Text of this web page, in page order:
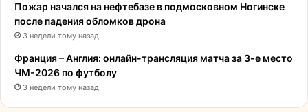
Пожар начался на нефтебазе в подмосковном Ногинске
после падения обломков дрона
3 недели тому назад
Франция – Англия: онлайн-трансляция матча за 3-е место
ЧМ-2026 по футболу
3 недели тому назад